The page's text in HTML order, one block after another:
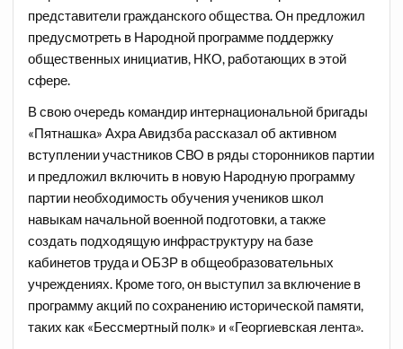
представители гражданского общества. Он предложил
предусмотреть в Народной программе поддержку
общественных инициатив, НКО, работающих в этой
сфере.
В свою очередь командир интернациональной бригады
«Пятнашка» Ахра Авидзба рассказал об активном
вступлении участников СВО в ряды сторонников партии
и предложил включить в новую Народную программу
партии необходимость обучения учеников школ
навыкам начальной военной подготовки, а также
создать подходящую инфраструктуру на базе
кабинетов труда и ОБЗР в общеобразовательных
учреждениях. Кроме того, он выступил за включение в
программу акций по сохранению исторической памяти,
таких как «Бессмертный полк» и «Георгиевская лента».